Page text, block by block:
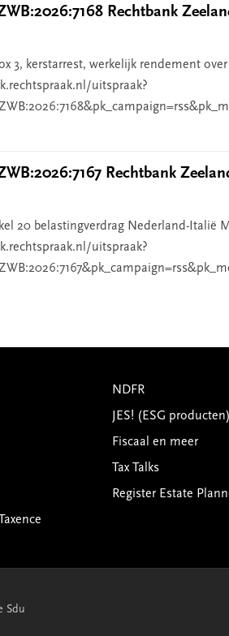
Rechtbank
3, kerstarrest, werkelijk rendement
uitspraak?
Rechtbank
20 belastingverdrag Nederland-Italië
uitspraak?
NDFR
JES! (ESG producten)
Fiscaal en meer
Tax Talks
Register Estate
Sdu